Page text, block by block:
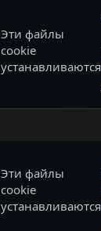
Эти файлы
cookie
устанавливаются
Эти файлы
cookie
устанавливаются